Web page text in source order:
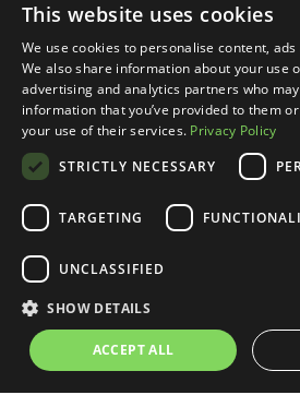
prof. dr hab. Dariusz Jemielniak
Mythos kontra
strachu i sierpie
Anthropic ogłosił siódmego
niebezpieczny, że firma nie
publicznie udostępnić. Dostęp
This website uses cookies
We use cookies to personalise content,
We also share information about your use
advertising and analytics partners who
information that you’ve provided to them
your use of their services. Privacy Policy
STRICTLY NECESSARY
TARGETING
UNCLASSIFIED
SHOW DETAILS
ACCEPT ALL